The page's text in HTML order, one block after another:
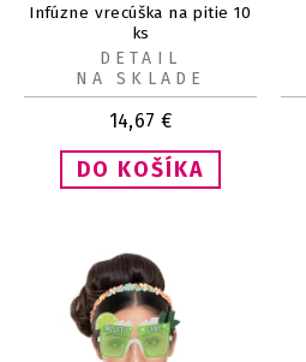
Infúzne vrecúška na pitie 10
ks
14,67 €
DETAIL
NA SKLADE